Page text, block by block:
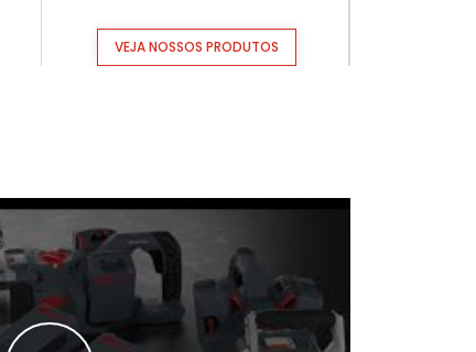
VEJA NOSSOS PRODUTOS